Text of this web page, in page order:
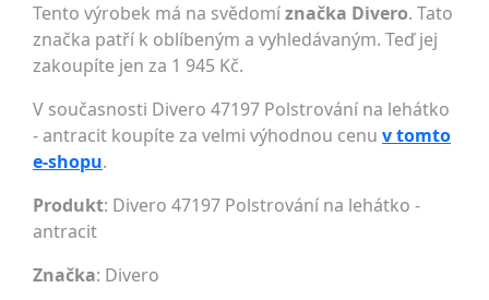
Tento výrobek má na svědomíznačka Divero. Tato
značka patří k oblíbeným a vyhledávaným. Teď jej
zakoupíte jen za 1 945 Kč.
V současnosti Divero 47197 Polstrování na lehátko
- antracit koupíte za velmi výhodnou cenu v tomto
e-shopu.
Produkt: Divero 47197 Polstrování na lehátko -
antracit
Značka: Divero